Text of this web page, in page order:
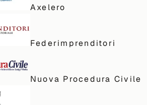
Axelero
Federimprenditori
Nuova Procedura Civile